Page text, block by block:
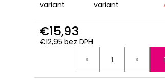
variant
variant
€15,93
€12,95 bez DPH